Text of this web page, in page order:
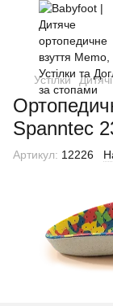
Устілки
Spanntec
Артикул: 12226